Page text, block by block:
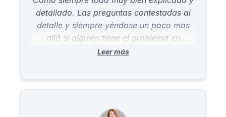
detallado. Las preguntas contestadas al
detalle y siempre yéndose un poco mas
allá si alguien tiene el problema en
cuestión y otras posibles situaciones que